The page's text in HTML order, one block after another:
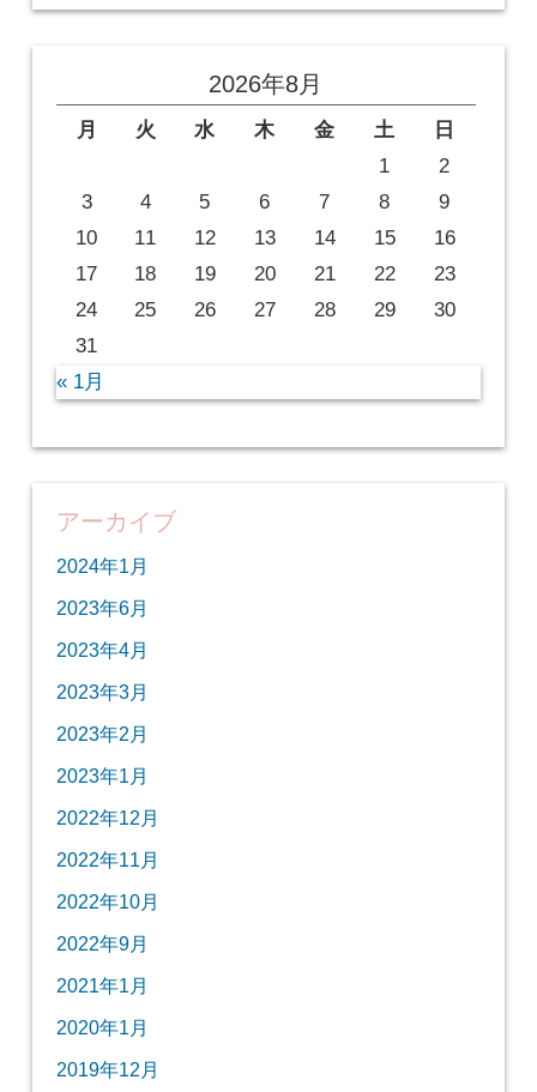
2026年8月
月 火 水 木 金 土
日
1
2
3
4 5 6 7 8
9
10
11 12 13 14 15
16
17
18 19 20 21 22
23
24
25 26 27 28 29
30
31
« 1月
アーカイブ
2024年1月
2023年6月
2023年4月
2023年3月
2023年2月
2023年1月
2022年12月
2022年11月
2022年10月
2022年9月
2021年1月
2020年1月
2019年12月